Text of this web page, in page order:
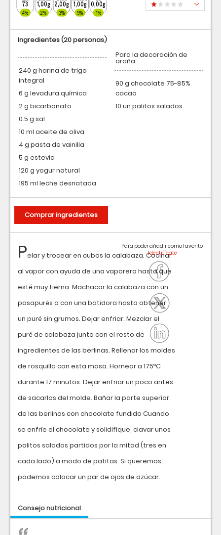
73
4%
1,00g
2%
2,00g
3%
1,00g
5%
0,00g
1%
Pelar y trocear en cubos la calabaza. Cocinar
al vapor con ayuda de una vaporera hasta que
esté muy tierna. Machacar la calabaza con un
pasapurés o con una batidora hasta obtener
un puré sin grumos. Dejar enfriar. Mezclar el
puré de calabaza junto con el resto de
ingredientes de las berlinas. Rellenar los moldes
de rosquilla con esta masa. Hornear a 175ºC
durante 17 minutos. Dejar enfriar un poco antes
de sacarlos del molde. Bañar la parte superior
de las berlinas con chocolate fundido Cuando
se enfríe el chocolate y solidifique, clavar unos
palitos salados partidos por la mitad (tres en
cada lado) a modo de patitas. Si queremos
podemos colocar un par de ojos de azúcar.
Consejo nutricional
Para poder añadir como favorito
Ingredientes(20 personas)
240 g harina de trigo
integral
6 g levadura química
2 g bicarbonato
0.5 g sal
10 ml aceite de oliva
4 g pasta de vainilla
5 g estevia
120 g yogur natural
195 ml leche desnatada
Para la decoración de
araña
90 g chocolate 75-85%
cacao
10 un palitos salados
Comprar ingredientes